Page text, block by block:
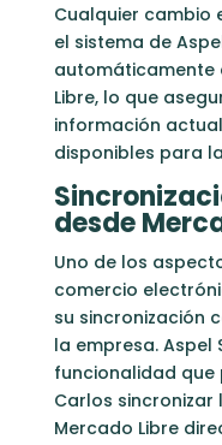
Cualquier cambio
el sistema de
automáticamente
Libre, lo que
información
disponibles para
desde
Uno de los
comercio
su sincronización
la empresa. Aspel
funcionalidad que
Carlos
Mercado Libre